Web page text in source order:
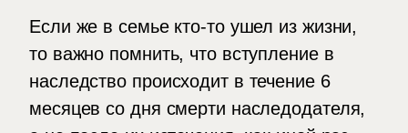
Если же в семье кто-то ушел из жизни,
то важно помнить, что вступление в
наследство происходит в течение 6
месяцев со дня смерти наследодателя,